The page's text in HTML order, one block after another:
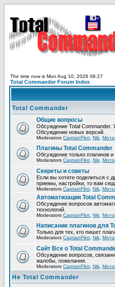
The time now is Mon Aug 10, 2026 08:27
Total Commander Forum Index
Total Commander
Общие вопросы
Обсуждение Total Commander.
Обсуждение новых версий.
Moderators CaptainFlint Nik
Плагины Total Commander
Обсуждение только плагинов и
Moderators CaptainFlint Nik
Секреты и советы
Если вы хотите поделиться с
приемы, настройки, то вам
Moderators CaptainFlint Nik
Автоматизация Total
Обсуждение вопросов
технологий.
Moderators CaptainFlint Nik
Написание плагинов для
Только для тех, кто пишет
Moderators CaptainFlint Nik
Сайт Все о Total
Обсуждение вопросов,
жалобы, пожелания.
Moderators CaptainFlint Nik
Не Total Commander